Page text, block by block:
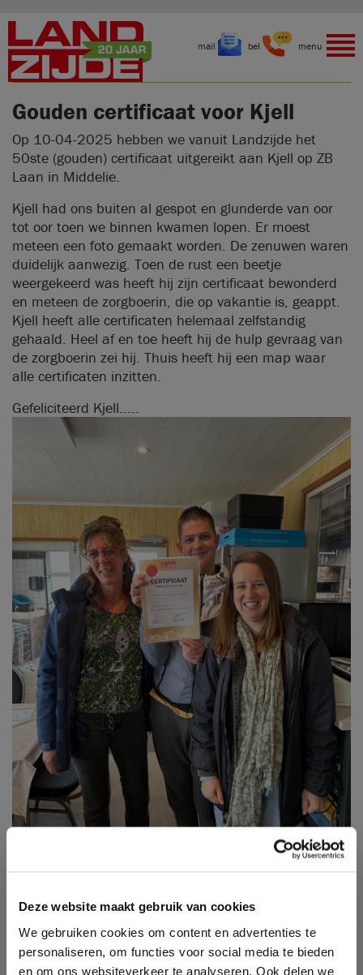
Deze website maakt gebruik van cookies
We gebruiken cookies om content en advertenties te
personaliseren, om functies voor social media te bieden
en om ons websiteverkeer te analyseren. Ook delen we
mail bel menu
Gouden certificaat voor Kjell
Op 10-04-2025 hebben we vanuit Landzijde het
50ste (gouden) certificaat uitgereikt aan Kjell op ZB
Laan in Middelie.
Kjell had ons buiten al gespot en glunderde van oor
tot oor toen we binnen kwamen lopen. Er moest
meteen een foto gemaakt worden. De zenuwen waren
duidelijk aanwezig. Toen de rust een beetje
weergekeerd was heeft hij zijn certificaat bewonderd
en meteen de zorgboerin, die op vakantie is, geappt.
Kjell heeft alle certificaten helemaal zelfstandig
gehaald. Heel af en toe heeft hij de hulp gevraag van
de zorgboerin zei hij. Thuis heeft hij een map waar
alle certificaten inzitten.
Gefeliciteerd Kjell.....